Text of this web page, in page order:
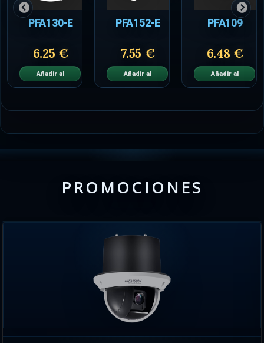
PFA130-E
6.25 €
Añadir al
carrito
PFA152-E
7.55 €
Añadir al
carrito
PFA109
6.48 €
Añadir al
carrito
PROMOCIONES